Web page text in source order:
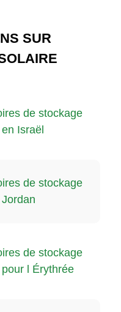
SUR
de stockage
Israël
de stockage
de stockage
l Érythrée